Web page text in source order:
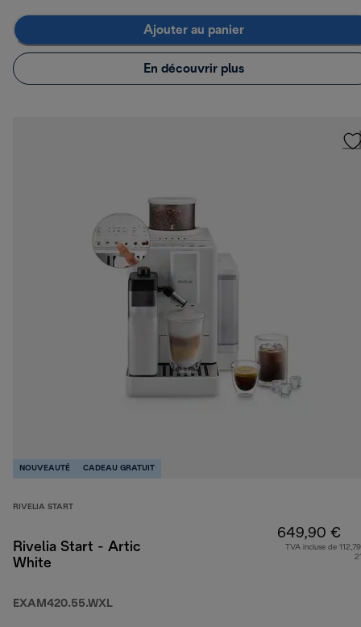
Ajouter au panier
En découvrir plus
NOUVEAUTÉ CADEAU GRATUIT
RIVELIA START
Rivelia Start - Artic
White
EXAM420.55.WXL
649,90 €
TVA incluse de